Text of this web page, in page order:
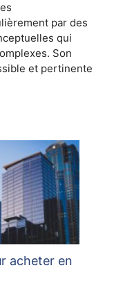
par des
qui
Son
et pertinente
acheter en